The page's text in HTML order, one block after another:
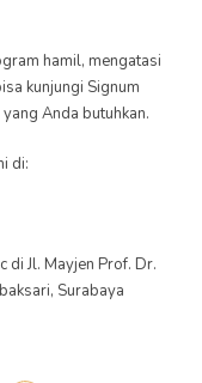
hamil, mengatasi
kunjungi Signum
Anda butuhkan.
di:
di Jl. Mayjen Prof. Dr.
Surabaya